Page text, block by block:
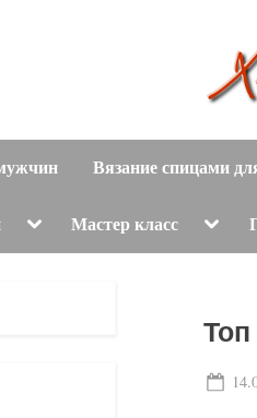
Вязание спицами
Toggle
menu
Мастер класс Toggle
menu